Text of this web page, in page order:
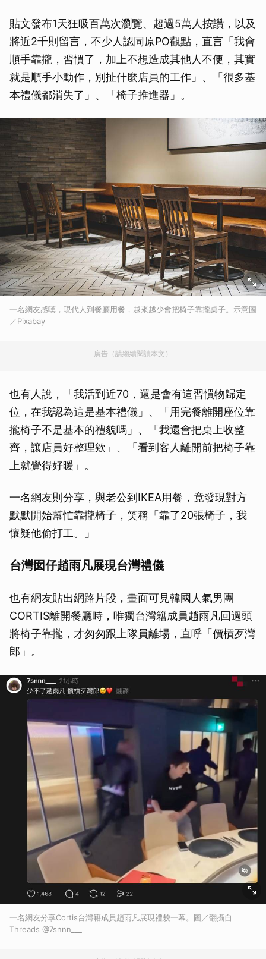
貼文發布1天狂吸百萬次瀏覽、超過5萬人按讚，以及
將近2千則留言，不少人認同原PO觀點，直言「我會
順手靠攏，習慣了，加上不想造成其他人不便，其實
就是順手小動作，別扯什麼店員的工作」、「很多基
本禮儀都消失了」、「椅子推進器」。
一名網友感嘆，現代人到餐廳用餐，越來越少會把椅子靠攏桌子。示意圖
／Pixabay
廣告（請繼續閱讀本文）
也有人說，「我活到近70，還是會有這習慣物歸定
位，在我認為這是基本禮儀」、「用完餐離開座位靠
攏椅子不是基本的禮貌嗎」、「我還會把桌上收整
齊，讓店員好整理欸」、「看到客人離開前把椅子靠
上就覺得好暖」。
一名網友則分享，與老公到IKEA用餐，竟發現對方
默默開始幫忙靠攏椅子，笑稱「靠了20張椅子，我
懷疑他偷打工。」
台灣囡仔趙雨凡展現台灣禮儀
也有網友貼出網路片段，畫面可見韓國人氣男團
CORTIS離開餐廳時，唯獨台灣籍成員趙雨凡回過頭
將椅子靠攏，才匆匆跟上隊員離場，直呼「價槓歹灣
郎」。
一名網友分享Cortis台灣籍成員趙雨凡展現禮貌一幕。圖／翻攝自
Threads @7snnn___